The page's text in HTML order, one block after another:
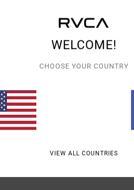
WELCOME!
CHOOSE YOUR COUNTRY
VIEW ALL COUNTRIES